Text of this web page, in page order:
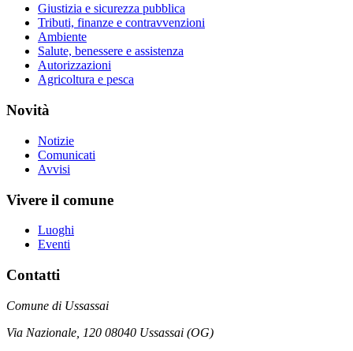
Giustizia e sicurezza pubblica
Tributi, finanze e contravvenzioni
Ambiente
Salute, benessere e assistenza
Autorizzazioni
Agricoltura e pesca
Novità
Notizie
Comunicati
Avvisi
Vivere il comune
Luoghi
Eventi
Contatti
Comune di Ussassai
Via Nazionale, 120 08040 Ussassai (OG)